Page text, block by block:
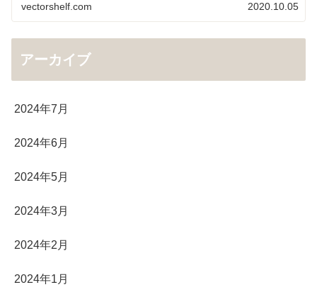
vectorshelf.com 2020.10.05
アーカイブ
2024年7月
2024年6月
2024年5月
2024年3月
2024年2月
2024年1月